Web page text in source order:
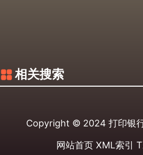
相关搜索
Copyright © 2024 打印银
网站首页 XML索引